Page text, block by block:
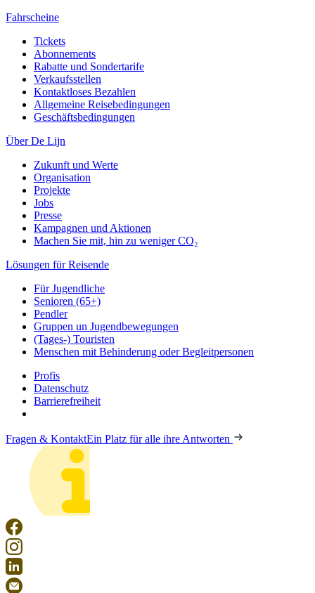
Fahrscheine
Tickets
Abonnements
Rabatte und Sondertarife
Verkaufsstellen
Kontaktloses Bezahlen
Allgemeine Reisebedingungen
Geschäftsbedingungen
Über De Lijn
Zukunft und Werte
Organisation
Projekte
Jobs
Presse
Kampagnen und Aktionen
Machen Sie mit, hin zu weniger CO₂
Lösungen für Reisende
Für Jugendliche
Senioren (65+)
Pendler
Gruppen un Jugendbewegungen
(Tages-) Touristen
Menschen mit Behinderung oder Begleitpersonen
Profis
Datenschutz
Barrierefreiheit
Fragen & KontaktEin Platz für alle ihre Antworten